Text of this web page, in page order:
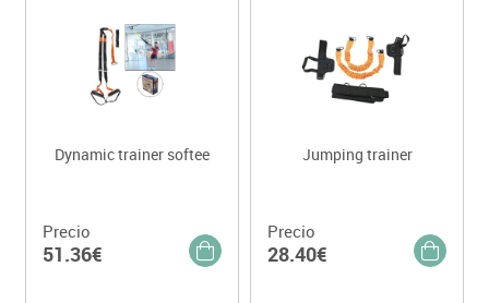
Dynamic trainer softee
Precio
51.36€
Jumping trainer
Precio
28.40€